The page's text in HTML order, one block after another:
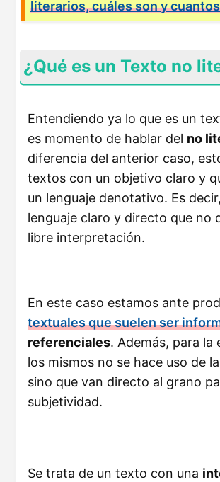
literarios, cuáles son y
¿Qué es un Texto no
Entendiendo ya lo que es un
es momento de hablar del no
diferencia del anterior caso,
textos con un objetivo claro y
un lenguaje denotativo. Es
lenguaje claro y directo que no
libre interpretación.
En este caso estamos ante
textuales que suelen ser
referenciales. Además, para la
los mismos no se hace uso de
sino que van directo al grano
subjetividad.
Se trata de un texto con una